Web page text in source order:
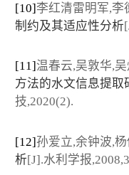
[10]李红清雷明军,李
制约及其适应性分析
[11] 温春云,吴敦华,
方法的水文信息提
技,2020(2).
[12]孙爱立,余钟波,
析[J].水利学报